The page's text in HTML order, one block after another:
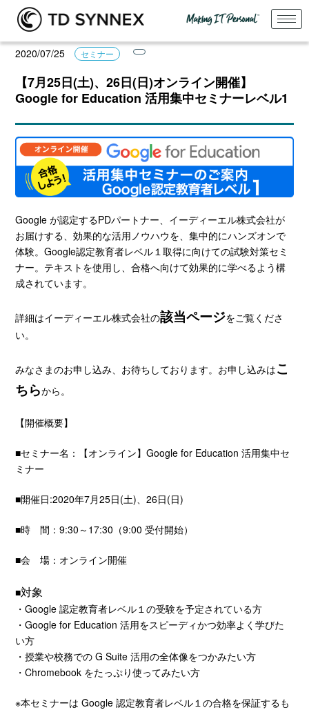
2020/07/25 セミナー
【7月25日(土)、26日(日)オンライン開催】
Google for Education 活用集中セミナーレベル1
Google が認定するPDパートナー、イーディーエル株式会社が
お届けする、効果的な活用ノウハウを、集中的にハンズオンで
体験。Google認定教育者レベル１取得に向けての試験対策セミ
ナー。テキストを使用し、合格へ向けて効果的に学べるよう構
成されています。
詳細はイーディーエル株式会社の該当ページをご覧くださ
い。
みなさまのお申し込み、お待ちしております。お申し込みはこ
ちらから。
【開催概要】
■セミナー名：【オンライン】Google for Education 活用集中セ
ミナー
■開催日:2020年7月25日(土)、26日(日)
■時 間：9:30～17:30（9:00 受付開始）
■会 場：オンライン開催
■対象
・Google 認定教育者レベル１の受験を予定されている方
・Google for Education 活用をスピーディかつ効率よく学びた
い方
・授業や校務での G Suite 活用の全体像をつかみたい方
・Chromebook をたっぷり使ってみたい方
※本セミナーは Google 認定教育者レベル１の合格を保証するも